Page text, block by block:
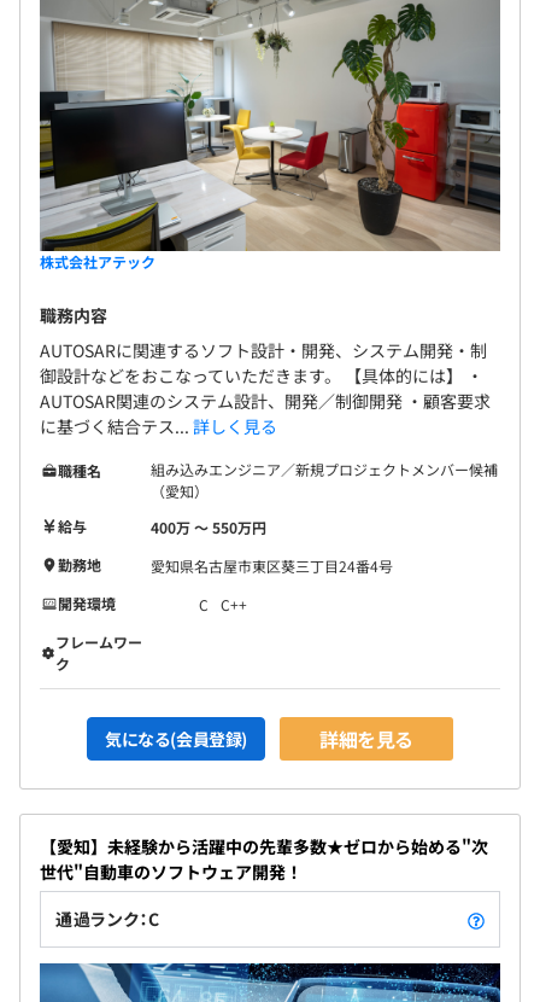
株式会社アテック
職務内容
AUTOSARに関連するソフト設計・開発、システム開発・制
御設計などをおこなっていただきます。 【具体的には】 ・
AUTOSAR関連のシステム設計、開発／制御開発 ・顧客要求
に基づく結合テス... 詳しく見る
職種名
組み込みエンジニア／新規プロジェクトメンバー候補
（愛知）
給与
400万 〜 550万円
勤務地
愛知県名古屋市東区葵三丁目24番4号
開発環境
C
C++
フレームワー
ク
気になる(会員登録) 詳細を見る
【愛知】未経験から活躍中の先輩多数★ゼロから始める"次
世代"自動車のソフトウェア開発！
通過ランク：C